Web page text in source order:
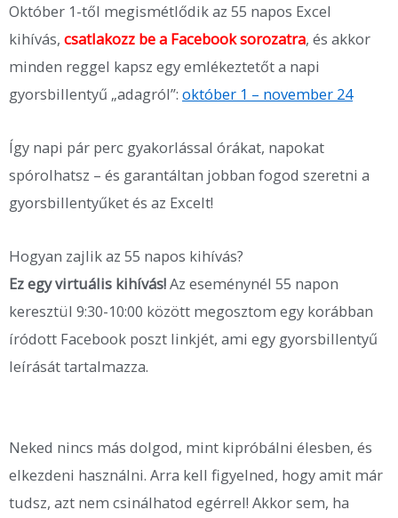
Október 1-től megismétlődik az 55 napos Excel
kihívás, csatlakozz be a Facebook sorozatra, és akkor
minden reggel kapsz egy emlékeztetőt a napi
gyorsbillentyű „adagról”: október 1 – november 24
Így napi pár perc gyakorlással órákat, napokat
spórolhatsz – és garantáltan jobban fogod szeretni a
gyorsbillentyűket és az Excelt!
Hogyan zajlik az 55 napos kihívás?
Ez egy virtuális kihívás!Az eseménynél 55 napon
keresztül 9:30-10:00 között megosztom egy korábban
íródott Facebook poszt linkjét, ami egy gyorsbillentyű
leírását tartalmazza.
Neked nincs más dolgod, mint kipróbálni élesben, és
elkezdeni használni. Arra kell figyelned, hogy amit már
tudsz, azt nem csinálhatod egérrel! Akkor sem, ha